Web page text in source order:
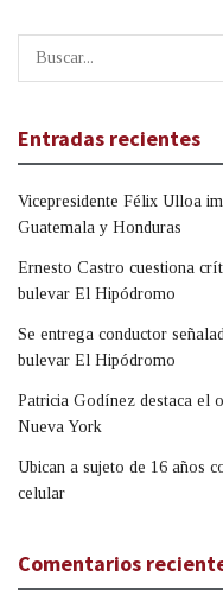
Entradas recientes
Vicepresidente Félix Ulloa
Guatemala y Honduras
Ernesto Castro cuestiona
bulevar El Hipódromo
Se entrega conductor
bulevar El Hipódromo
Patricia Godínez destaca el
Nueva York
Ubican a sujeto de 16 años
celular
Comentarios